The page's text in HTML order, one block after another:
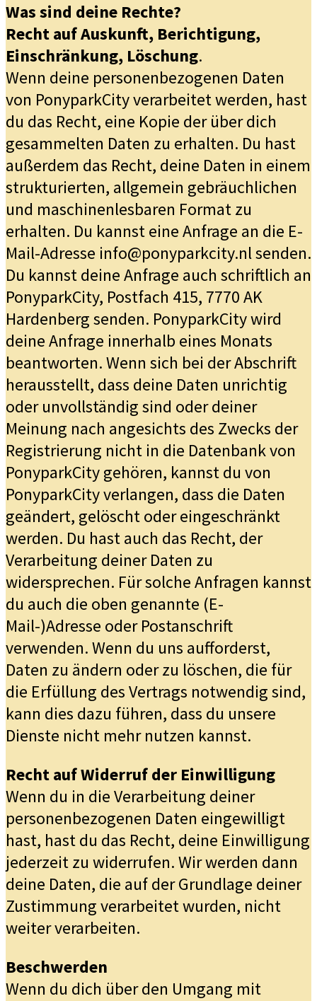
Was sind deine Rechte?
Recht auf Auskunft, Berichtigung,
Einschränkung, Löschung.
Wenn deine personenbezogenen Daten
von PonyparkCity verarbeitet werden, hast
du das Recht, eine Kopie der über dich
gesammelten Daten zu erhalten. Du hast
außerdem das Recht, deine Daten in einem
strukturierten, allgemein gebräuchlichen
und maschinenlesbaren Format zu
erhalten. Du kannst eine Anfrage an die E-
Mail-Adresse info@ponyparkcity.nl senden.
Du kannst deine Anfrage auch schriftlich an
PonyparkCity, Postfach 415, 7770 AK
Hardenberg senden. PonyparkCity wird
deine Anfrage innerhalb eines Monats
beantworten. Wenn sich bei der Abschrift
herausstellt, dass deine Daten unrichtig
oder unvollständig sind oder deiner
Meinung nach angesichts des Zwecks der
Registrierung nicht in die Datenbank von
PonyparkCity gehören, kannst du von
PonyparkCity verlangen, dass die Daten
geändert, gelöscht oder eingeschränkt
werden. Du hast auch das Recht, der
Verarbeitung deiner Daten zu
widersprechen. Für solche Anfragen kannst
du auch die oben genannte (E-
Mail-)Adresse oder Postanschrift
verwenden. Wenn du uns aufforderst,
Daten zu ändern oder zu löschen, die für
die Erfüllung des Vertrags notwendig sind,
kann dies dazu führen, dass du unsere
Dienste nicht mehr nutzen kannst.
Recht auf Widerruf der Einwilligung
Wenn du in die Verarbeitung deiner
personenbezogenen Daten eingewilligt
hast, hast du das Recht, deine Einwilligung
jederzeit zu widerrufen. Wir werden dann
deine Daten, die auf der Grundlage deiner
Zustimmung verarbeitet wurden, nicht
weiter verarbeiten.
Beschwerden
Wenn du dich über den Umgang mit